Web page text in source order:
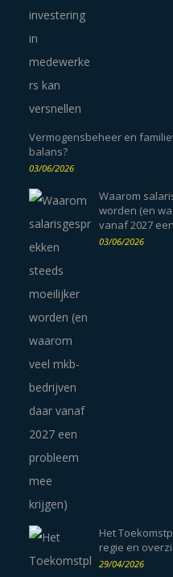
Vermogensbeheer en
balans?
03/06/2026
Waarom
worden (en
vanaf 2027
03/06/2026
Het
regie en
29/04/2026